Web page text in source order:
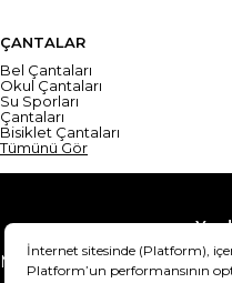
ÇANTALAR
Bel Çantaları
Okul Çantaları
Su Sporları
Çantaları
Bisiklet Çantaları
Tümünü Gör
Mesafeli Satış Sözleşmesi